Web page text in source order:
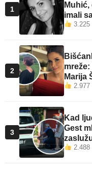
1
imali
2
Marija
3
Kad
Gest